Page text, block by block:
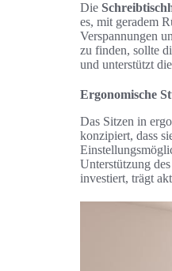
Die
es, mit geradem
Verspannungen
zu finden, sollte
und unterstützt
Ergonomische
Das Sitzen in
konzipiert, dass
Unterstützung
investiert, trägt